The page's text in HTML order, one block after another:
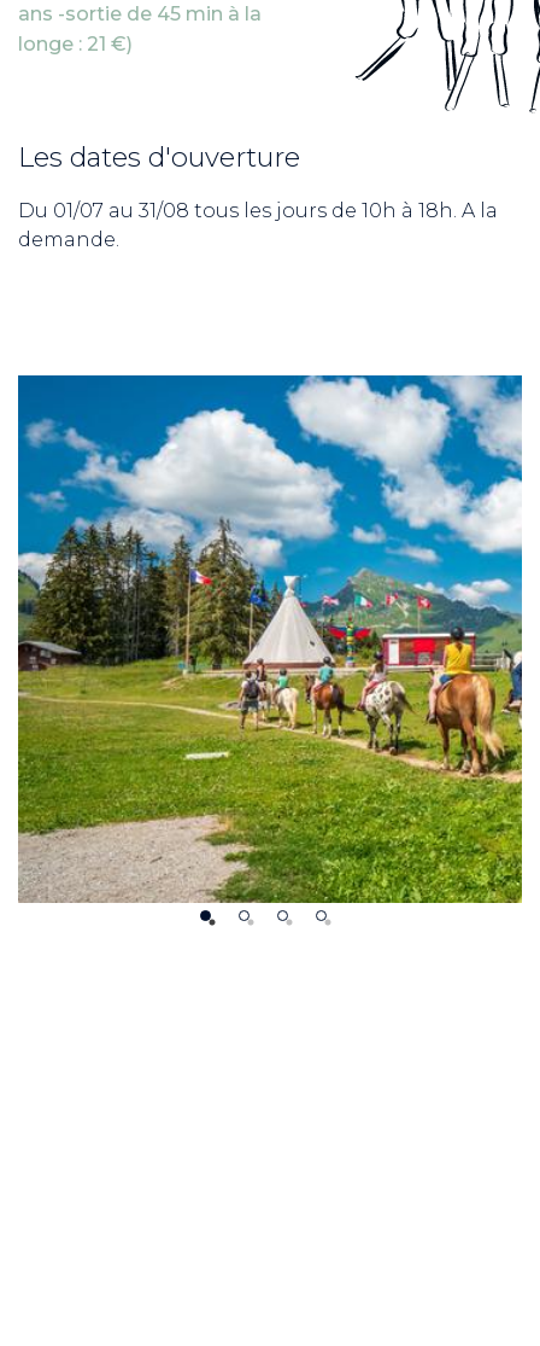
ans -sortie de 45 min à la
longe : 21 €)
Les dates d'ouverture
Du 01/07 au 31/08 tous les jours de 10h à 18h. A la
demande.